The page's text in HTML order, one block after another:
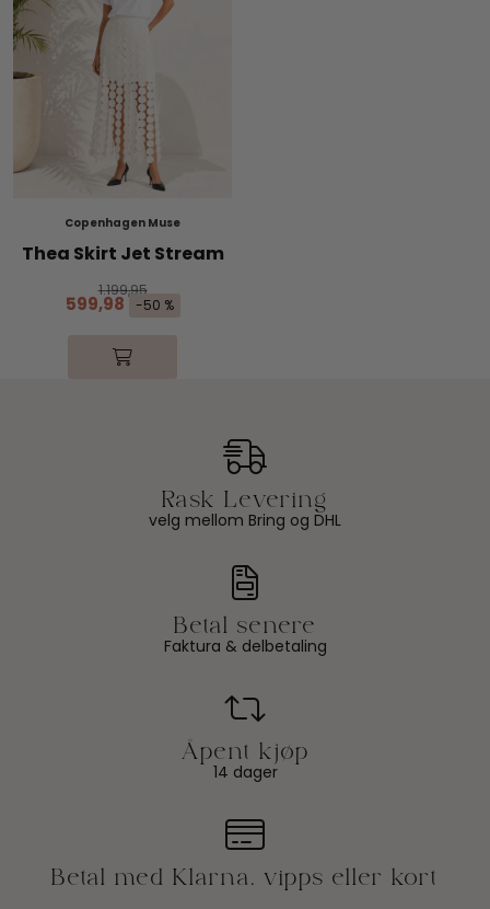
Copenhagen Muse
Thea Skirt Jet Stream
1.199,95
599,98 -50 %
velg mellom Bring og DHL
Faktura & delbetaling
14 dager